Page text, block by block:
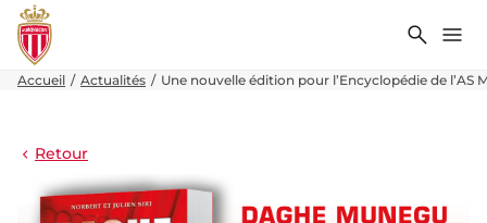
Accueil Actualités Une nouvelle édition pour l’Encyclopédie de l’AS
Retour